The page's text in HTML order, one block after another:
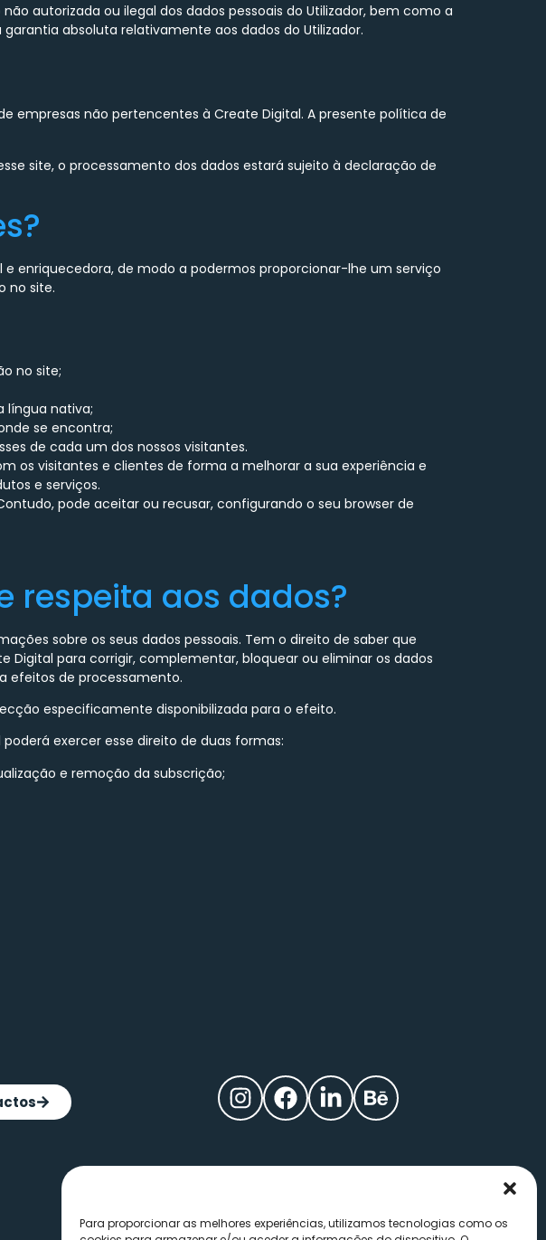
Para proporcionar as melhores experiências, utilizamos tecnologias como os
autorizada ou ilegal dos dados pessoais do Utilizador, bem como a
absoluta relativamente aos dados do Utilizador.
empresas não pertencentes à Create Digital. A presente política de
site, o processamento dos dados estará sujeito à declaração de
enriquecedora, de modo a podermos proporcionar-lhe um serviço
no site.
no site;
língua nativa;
se encontra;
de cada um dos nossos visitantes.
os visitantes e clientes de forma a melhorar a sua experiência e
e serviços.
pode aceitar ou recusar, configurando o seu browser de
respeita aos dados?
sobre os seus dados pessoais. Tem o direito de saber que
para corrigir, complementar, bloquear ou eliminar os dados
efeitos de processamento.
especificamente disponibilizada para o efeito.
exercer esse direito de duas formas:
e remoção da subscrição;